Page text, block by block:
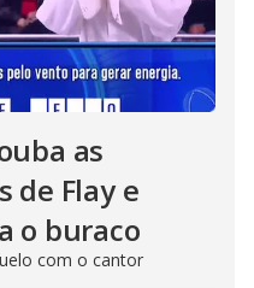
as
de Flay e
o buraco
com o cantor